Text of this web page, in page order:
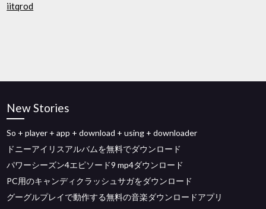
iitqrod
New Stories
So + player + app + download + using + downloader
ドニーアイリスアルバムを無料でダウンロード
パワーシーズン4エピソード9 mp4ダウンロード
PC用のキャンディクラッシュサガをダウンロード
グーグルプレイで動作する無料の音楽ダウンロードアプリ